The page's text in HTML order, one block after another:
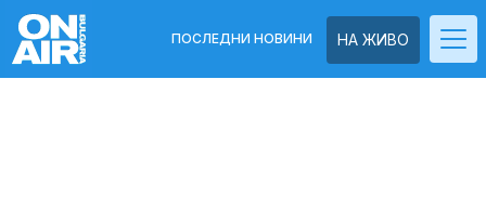
НА ЖИВО
ПОСЛЕДНИ НОВИНИ